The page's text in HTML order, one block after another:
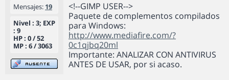
Mensajes: 19
Nivel : 3; EXP
: 9
HP : 0 / 52
MP : 6 / 3063
<!--GIMP USER-->
Paquete de complementos compilados
para Windows:
http://www.mediafire.com/?
0c1qjbq20ml
Importante: ANALIZAR CON ANTIVIRUS
ANTES DE USAR, por si acaso.